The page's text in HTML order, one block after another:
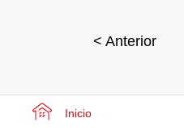
< Anterior
Inicio